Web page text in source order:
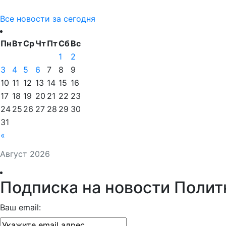
Все новости за сегодня
Август 2026
ПнВтСрЧтПтСбВс
«
1
2
3
4 5 6 7 8
9
10 11 12 13 14 15 16
17 18 19 20 21 22 23
24 25 26 27 28 29 30
31
Подписка на новости
Ваш email: